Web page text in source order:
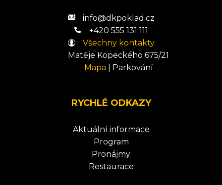
info@dkpoklad.cz
+420 555 131 111
Všechny kontakty
Matěje Kopeckého 675/21
Mapa
Parkování
RYCHLÉ ODKAZY
Aktuální informace
Program
Pronájmy
Restaurace